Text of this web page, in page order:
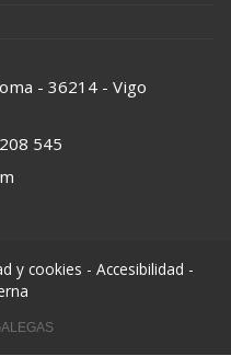
- 36214 - Vigo
545
y cookies - Accesibilidad -